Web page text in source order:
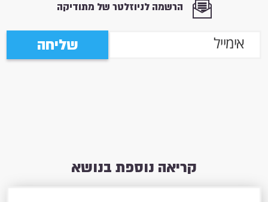
הרשמה לניוזלטר של מתודיקה
שליחה
קריאה נוספת בנושא